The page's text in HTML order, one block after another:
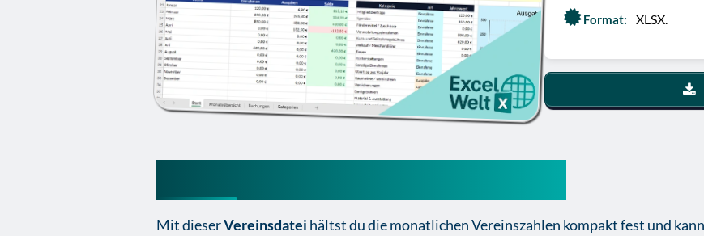
Format: XLSX.
Mit dieserVereinsdatei hältst du die monatlichen Vereinszahlen kompakt fest und